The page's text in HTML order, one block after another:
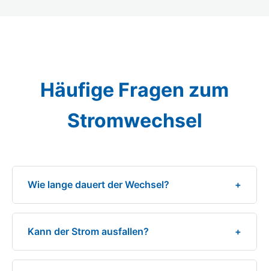
Häufige Fragen zum
Stromwechsel
Wie lange dauert der Wechsel? +
Kann der Strom ausfallen? +